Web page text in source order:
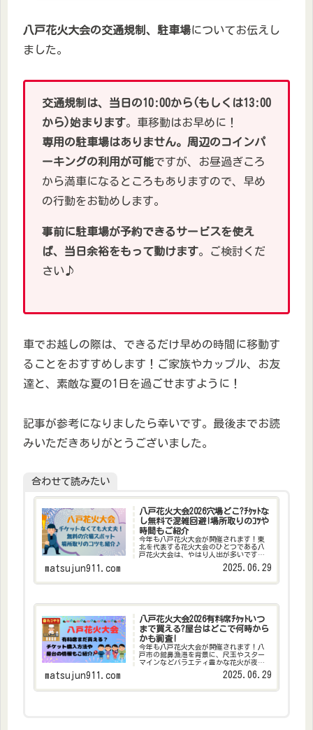
八戸花火大会の交通規制、駐車場についてお伝えし
ました。
交通規制は、当日の10:00から(もしくは13:00
から)始まります。車移動はお早めに！
専用の駐車場はありません。周辺のコインパ
ーキングの利用が可能ですが、お昼過ぎころ
から満車になるところもありますので、早め
の行動をお勧めします。
事前に駐車場が予約できるサービスを使え
ば、当日余裕をもって動けます。ご検討くだ
さい♪
車でお越しの際は、できるだけ早めの時間に移動す
ることをおすすめします！ご家族やカップル、お友
達と、素敵な夏の1日を過ごせますように！
記事が参考になりましたら幸いです。最後までお読
みいただきありがとうございました。
合わせて読みたい
八戸花火大会2026穴場どこ?ﾁｹｯﾄな
し無料で混雑回避!場所取りのｺﾂや
時間もご紹介
今年も八戸花火大会が開催されます！東
北を代表する花火大会のひとつである八
戸花火大会は、やはり人出が多いです。
人気の花火大会は混雑がすごくて疲れ
る…場所取りも大変…できれば混雑を避
も多いと思います。特に、八...
matsujun911.com 2025.06.29
八戸花火大会2026有料席ﾁｹｯﾄいつ
まで買える?屋台はどこで何時から
かも調査!
今年も八戸花火大会が開催されます！八
戸市の館鼻漁港を背景に、尺玉やスター
マインなどバラエティ豊かな花火が夜空
を彩ります。海面に大輪の花を咲かせる
様子は圧巻！打ち上げ場所と会場が近い
会場内での観覧には有料チ...
matsujun911.com 2025.06.29